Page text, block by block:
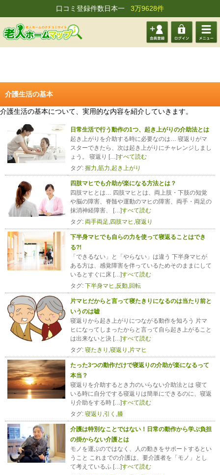
口コミ登録件数日本一 3万9628件
会員登 ログイ メニュ
介護生活の基本
介護生活の基本について、実用的な内容を紹介していきます。
日常生活で行う動作の1つ、起き上がりの介助法とは
起き上がりを介助する時に必要なのは… 寝返りがマ
スターできたら、次は起き上がりにチャレンジしまし
ょう。 寝返り […]すべて読む
タグ: 握力,筋力,起き上がり
四肢マヒでも介助が楽になる方法とは？
四肢マヒとは… 四肢マヒとは、両上肢・下肢の知覚
や脳の障害、脊髄や運動のマヒの障害、両手・両足の
抹消神経障害、 […]すべて読む
タグ: 両手両足 ,四肢マヒ ,寝返り
下半身マヒでも自らの力を使って寝返ることはでき
る?!
「できるない」と「やらない」は違う 下半身マヒが
ある方は、感覚障害を伴っているためそのままにして
いるとすぐに床 […]すべて読む
タグ: 下半身マヒ ,反動,回転
片マヒだからと言って寝たきりになるのは当たり前と
いうのは嘘
寝返りから起き上がりにつながる動作を知ろう 片マ
ヒになってしまったからと言って自ら起き上がること
は出来ないと決 […]すべて読む
タグ: 寝たきり ,寝返り ,片マヒ
たった3つの動作だけで寝返りの介助が楽になるって
本当？
寝返りを介助するとき力のいらない介助法とは 寝て
いる時に自分でする寝返りは簡単にできるのに、寝返
り介助をする時 […]すべて読む
タグ: 寝返り ,引く ,膝
介護は特別なことではない！日常の動作から学ぶ負担
の掛からない介護とは
モノを運ぶのではなく、人の動きをサポートするとい
うこと これまでの介護は、要介護者を「モノ」とし
て考えているふ […]すべて読む